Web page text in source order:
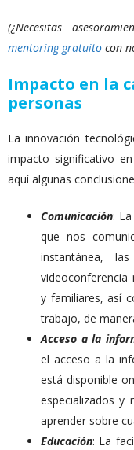
(¿Necesitas
mentoring gratuito con
Impacto en la
personas
La innovación
impacto significativo
aquí algunas
Comunicación:
que nos
instantánea,
y familiares, así
trabajo, de
Acceso a la
el acceso a la
está disponible
especializados y
aprender sobre
Educación: La